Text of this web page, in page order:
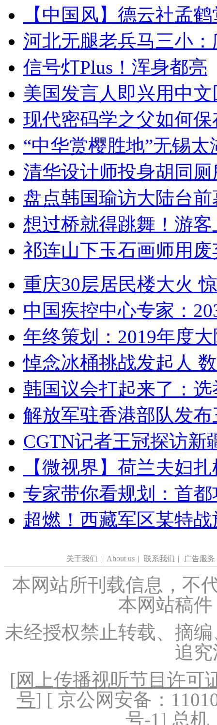
【中国风】德云社孟
河北无腿老兵马三小
信号灯Plus！浑身都亮
美国发言人即兴用中
现代密码学之父如何
“中华赏樱胜地”无锡
清华设计师投身胡同
盘点韩国瑜访大陆台
想过桥就得跳舞！游客
祁连山下玉石画师用
重庆30层居民楼大火
中国疾控中心专家：
年终策划：2019年度
悼念冰桶挑战发起人
韩国议会打起来了：
解放军驻香港部队发
CGTN记者王冠探访新
【微视界】荷兰夫妇
专家带你看规划：首
超燃！西藏军区某特
关于我们 | About us | 联系我们 | 广告服务
本网站所刊载信息，不
本网站稿
未经授权禁止转载、摘
追
[网上传播视听节目许可
号] [ 京公网安备：
号-1 ] 总机